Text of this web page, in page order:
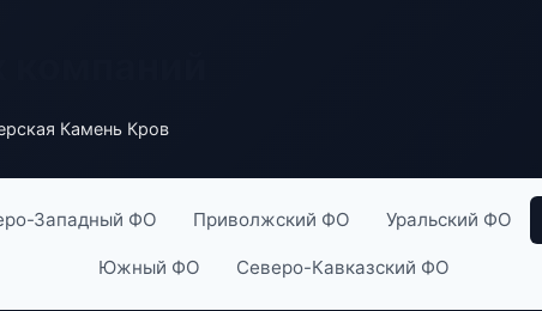
Камень Кров
Западный ФО Приволжский ФО Уральский ФО
Южный ФО Северо-Кавказский ФО